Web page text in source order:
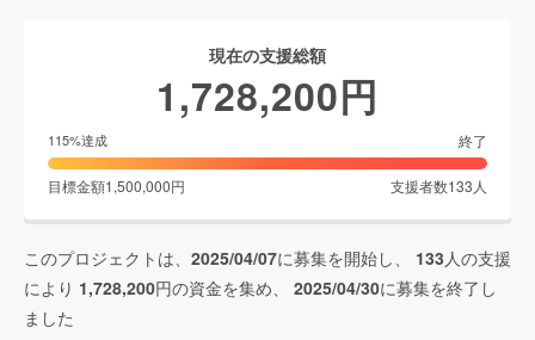
現在の支援総額
1,728,200円
115%達成 終了
目標金額1,500,000円 支援者数133 人
このプロジェクトは、 2025/04/07に募集を開始し、 133 人の支援
により 1,728,200円の資金を集め、 2025/04/30に募集を終了し
ました